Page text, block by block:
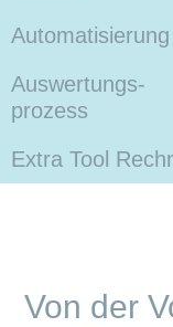
Automatisierung
Auswertungs-
prozess
Extra Tool
Von der